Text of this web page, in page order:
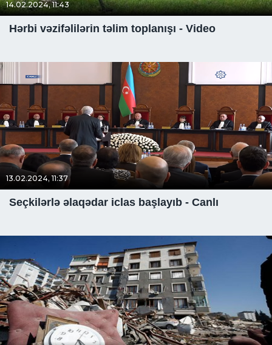
14.02.2024, 11:43
Hərbi vəzifəlilərin təlim toplanışı - Video
13.02.2024, 11:37
Seçkilərlə əlaqədar iclas başlayıb - Canlı